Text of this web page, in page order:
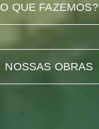
O QUE FAZEMOS?
NOSSAS OBRAS